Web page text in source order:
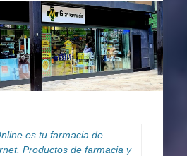
es tu farmacia de
Productos de farmacia y